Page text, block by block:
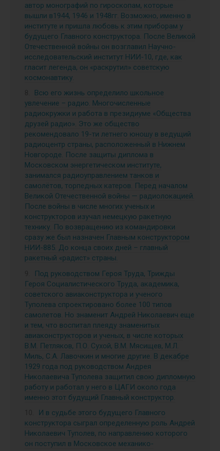
автор монографий по гироскопам, которые
вышли в1944, 1946 и 1948гг. Возможно, именно в
институте и пришла любовь к этим приборам у
будущего Главного конструктора. После Великой
Отечественной войны он возглавил Научно-
исследовательский институт НИИ-10, где, как
гласит легенда, он «раскрутил» советскую
космонавтику.
Всю его жизнь определило школьное
увлечение – радио. Многочисленные
радиокружки и работа в президиуме «Общества
друзей радио». Это же общество
рекомендовало 19-ти летнего юношу в ведущий
радиоцентр страны, расположенный в Нижнем
Новгороде. После защиты диплома в
Московском энергетическом институте,
занимался радиоуправлением танков и
самолётов, торпедных катеров. Перед началом
Великой Отечественной войны — радиолокацией.
После войны в числе многих ученых и
конструкторов изучал немецкую ракетную
технику. По возвращению из командировки
сразу же был назначен Главным конструктором
НИИ-885. До конца своих дней – главный
ракетный «радист» страны.
Под руководством Героя Труда, Трижды
Героя Социалистического Труда, академика,
советского авиаконструктора и ученого
Туполева спроектировано более 100 типов
самолетов. Но знаменит Андрей Николаевич еще
и тем, что воспитал плеяду знаменитых
авиаконструкторов и ученых, в числе которых
В.М. Петляков, П.О. Сухой, В.М. Мясищев, М.Л.
Миль, С.А. Лавочкин и многие другие. В декабре
1929 года под руководством Андрея
Николаевича Туполева защитил свою дипломную
работу и работал у него в ЦАГИ около года
именно этот будущий Главный конструктор.
И в судьбе этого будущего Главного
конструктора сыграл определенную роль Андрей
Николаевич Туполев, по направлению которого
он поступил в Московское механико-